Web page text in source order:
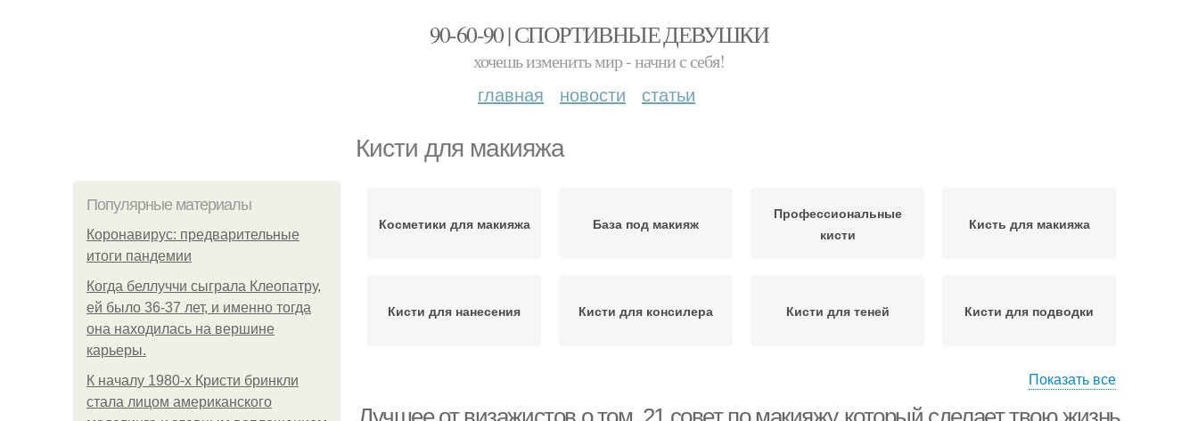
90-60-90 | СПОРТИВНЫЕ ДЕВУШКИ
хочешь изменить мир - начни с себя!
главная новости статьи
Кисти для макияжа
Популярные материалы
Коронавирус: предварительные
итоги пандемии
Когда беллуччи сыграла Клеопатру,
ей было 36-37 лет, и именно тогда
она находилась на вершине
карьеры.
К началу 1980-х Кристи бринкли
стала лицом американского
Косметики для макияжа База под макияж
Профессиональные
кисти
Кисть для макияжа
Кисти для нанесения Кисти для консилера Кисти для теней Кисти для подводки
Показать все